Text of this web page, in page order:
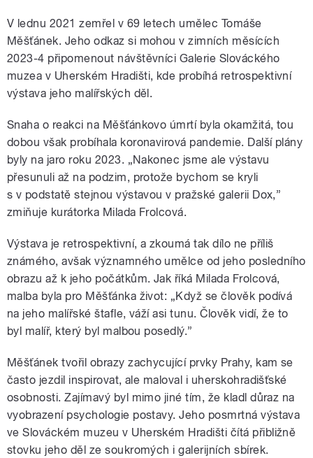
V lednu 2021 zemřel v 69 letech umělec Tomáše
Měšťánek. Jeho odkaz si mohou v zimních měsících
2023-4 připomenout návštěvníci Galerie Slováckého
muzea v Uherském Hradišti, kde probíhá retrospektivní
výstava jeho malířských děl.
Snaha o reakci na Měšťánkovo úmrtí byla okamžitá, tou
dobou však probíhala koronavirová pandemie. Další plány
byly na jaro roku 2023. „Nakonec jsme ale výstavu
přesunuli až na podzim, protože bychom se kryli
s v podstatě stejnou výstavou v pražské galerii Dox,”
zmiňuje kurátorka Milada Frolcová.
Výstava je retrospektivní, a zkoumá tak dílo ne příliš
známého, avšak významného umělce od jeho posledního
obrazu až k jeho počátkům. Jak říká Milada Frolcová,
malba byla pro Měšťánka život: „Když se člověk podívá
na jeho malířské štafle, váží asi tunu. Člověk vidí, že to
byl malíř, který byl malbou posedlý.”
Měšťánek tvořil obrazy zachycující prvky Prahy, kam se
často jezdil inspirovat, ale maloval i uherskohradišťské
osobnosti. Zajímavý byl mimo jiné tím, že kladl důraz na
vyobrazení psychologie postavy. Jeho posmrtná výstava
ve Slováckém muzeu v Uherském Hradišti čítá přibližně
stovku jeho děl ze soukromých i galerijních sbírek.